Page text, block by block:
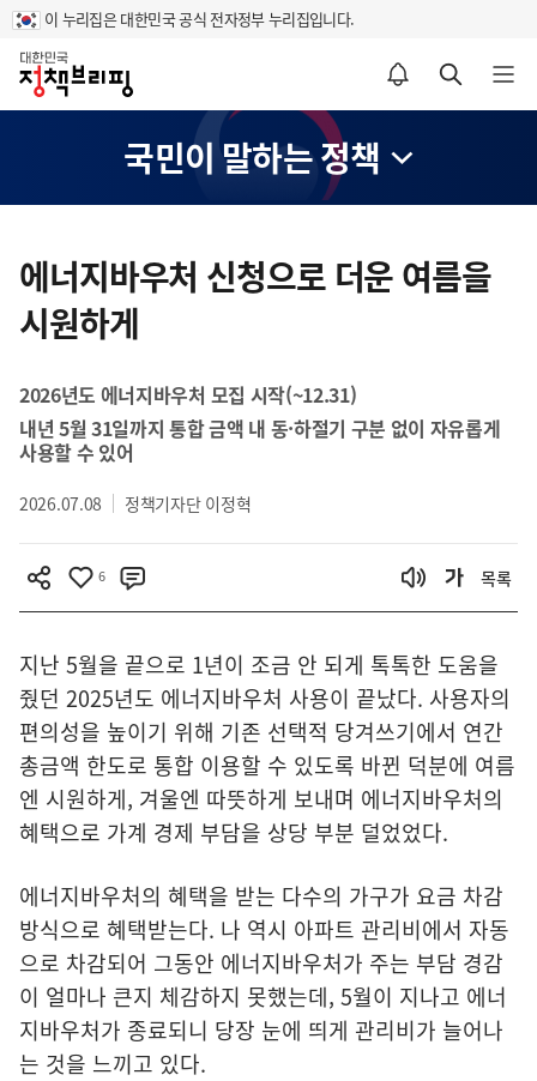
이 누리집은 대한민국 공식 전자정부 누리집입니다.
홈
알림설정 바로가기 검색 바로가기 메뉴 열기
국민이 말하는 정책
텐
츠
영
에너지바우처 신청으로 더운 여름을
시원하게
2026년도 에너지바우처 모집 시작(~12.31)
내년 5월 31일까지 통합 금액 내 동·하절기 구분 없이 자유롭게
사용할 수 있어
2026.07.08 정책기자단 이정혁
6 목록
지난 5월을 끝으로 1년이 조금 안 되게 톡톡한 도움을
줬던 2025년도 에너지바우처 사용이 끝났다. 사용자의
편의성을 높이기 위해 기존 선택적 당겨쓰기에서 연간
총금액 한도로 통합 이용할 수 있도록 바뀐 덕분에 여름
엔 시원하게, 겨울엔 따뜻하게 보내며 에너지바우처의
혜택으로 가계 경제 부담을 상당 부분 덜었었다.
에너지바우처의 혜택을 받는 다수의 가구가 요금 차감
방식으로 혜택받는다. 나 역시 아파트 관리비에서 자동
으로 차감되어 그동안 에너지바우처가 주는 부담 경감
이 얼마나 큰지 체감하지 못했는데, 5월이 지나고 에너
지바우처가 종료되니 당장 눈에 띄게 관리비가 늘어나
는 것을 느끼고 있다.